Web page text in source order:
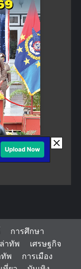
การศึกษา
าทัพ
เศรษฐกิจ
ทัพ
การเมือง